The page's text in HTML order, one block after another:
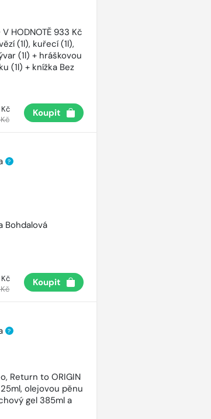
V HODNOTĚ 933 Kč
(1l), kuřecí (1l),
(1l) + hráškovou
(1l) + knížka Bez
Koupit
?
Bohdalová
Koupit
?
Return to ORIGIN
olejovou pěnu
gel 385ml a